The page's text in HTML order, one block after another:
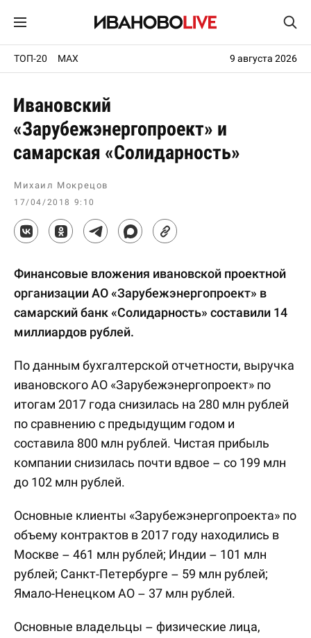
ТОП-20 MAX 9 августа 2026
Ивановский
«Зарубежэнергопроект» и
самарская «Солидарность»
Михаил Мокрецов
17/04/2018 9:10
Финансовые вложения ивановской проектной
организации АО «Зарубежэнергопроект» в
самарский банк «Солидарность» составили 14
миллиардов рублей.
По данным бухгалтерской отчетности, выручка
ивановского АО «Зарубежэнергопроект» по
итогам 2017 года снизилась на 280 млн рублей
по сравнению с предыдущим годом и
составила 800 млн рублей. Чистая прибыль
компании снизилась почти вдвое – со 199 млн
до 102 млн рублей.
Основные клиенты «Зарубежэнергопроекта» по
объему контрактов в 2017 году находились в
Москве – 461 млн рублей; Индии – 101 млн
рублей; Санкт-Петербурге – 59 млн рублей;
Ямало-Ненецком АО – 37 млн рублей.
Основные владельцы – физические лица,